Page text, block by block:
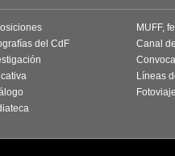
del CdF
MUFF,
Canal
Líneas